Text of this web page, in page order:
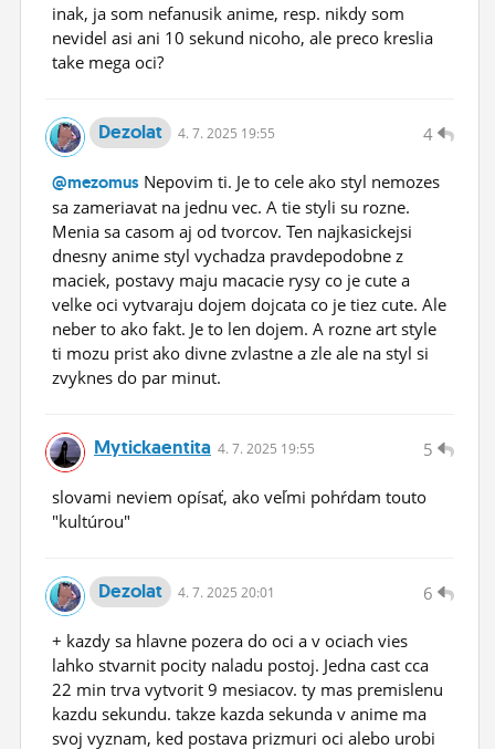
inak, ja som nefanusik anime, resp. nikdy som
nevidel asi ani 10 sekund nicoho, ale preco kreslia
take mega oci?
4
Dezolat 4. 7. 2025 19:55
@mezomus Nepovim ti. Je to cele ako styl nemozes
sa zameriavat na jednu vec. A tie styli su rozne.
Menia sa casom aj od tvorcov. Ten najkasickejsi
dnesny anime styl vychadza pravdepodobne z
maciek, postavy maju macacie rysy co je cute a
velke oci vytvaraju dojem dojcata co je tiez cute. Ale
neber to ako fakt. Je to len dojem. A rozne art style
ti mozu prist ako divne zvlastne a zle ale na styl si
zvyknes do par minut.
5
Mytickaentita 4. 7. 2025 19:55
slovami neviem opísať, ako veľmi pohŕdam touto
"kultúrou"
6
Dezolat 4. 7. 2025 20:01
+ kazdy sa hlavne pozera do oci a v ociach vies
lahko stvarnit pocity naladu postoj. Jedna cast cca
22 min trva vytvorit 9 mesiacov. ty mas premislenu
kazdu sekundu. takze kazda sekunda v anime ma
svoj vyznam, ked postava prizmuri oci alebo urobi